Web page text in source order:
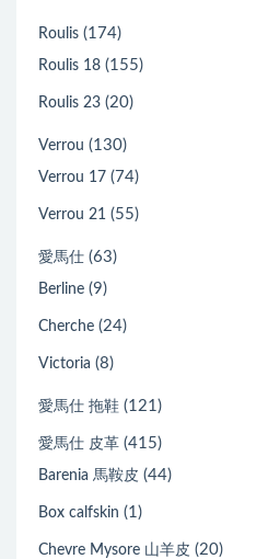
Roulis (174)
Roulis 18 (155)
Roulis 23 (20)
Verrou (130)
Verrou 17 (74)
Verrou 21 (55)
愛馬仕 (63)
Berline (9)
Cherche (24)
Victoria (8)
愛馬仕 拖鞋 (121)
愛馬仕 皮革 (415)
Barenia 馬鞍皮 (44)
Box calfskin (1)
Chevre Mysore 山羊皮 (20)